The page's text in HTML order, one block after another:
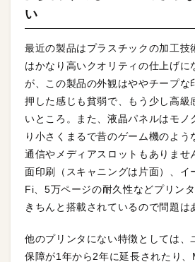
い
最近の製品はプラスチックの加工技
はかなり高いクオリティの仕上げに
が、この製品の外観はややチープな
押した感じも貧弱で、もう少し高級
いところ。また、液晶パネルはモノ
り小さくまるで昔のゲーム機のよう
通信やメディアスロットもありませ
面印刷（スキャニングは片面）、イ
Fi、5万ページの耐久性などプリン
きちんと搭載されているので問題は
他のプリンタにない特徴としては、
保障が1年から2年に延長されたり